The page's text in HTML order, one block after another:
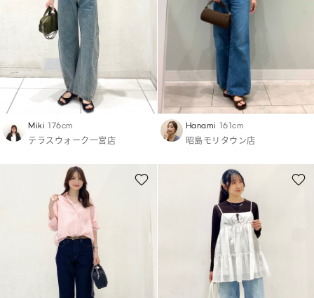
Miki 176cm
テラスウォーク一宮店
Hanami 161cm
昭島モリタウン店